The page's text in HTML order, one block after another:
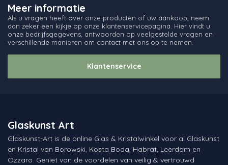
Meer informatie
Als u vragen heeft over onze producten of uw aankoop, neem
dan zeker een kijkje op onze klantenservicepagina. Hier vindt u
onze bedrijfsgegevens, antwoorden op veelgestelde vragen en
verschillende manieren om contact met ons op te nemen.
Klantenservice
Glaskunst Art
Glaskunst-Art is de online Glas & Kristalwinkel voor al Glaskunst
en Kristal van Borowski, Kosta Boda, Habrat, Leerdam en
Ozzaro. Geniet van de voordelen van veilig & vertrouwd